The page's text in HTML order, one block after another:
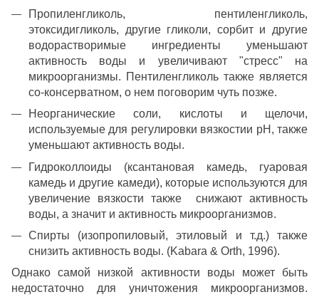
Пропиленгликоль, пентиленгликоль,
этоксидигликоль, другие гликоли, сорбит и другие
водорастворимые ингредиенты уменьшают
активность воды и увеличивают "стресс" на
микроорганизмы. Пентиленгликоль также является
со-консерватном, о нем поговорим чуть позже.
Неорганические соли, кислоты и щелочи,
используемые для регулировки вязкостии pH, также
уменьшают активность воды.
Гидроколлоиды (ксантановая камедь, гуаровая
камедь и другие камеди), которые используются для
увеличение вязкости также снижают активность
воды, а значит и активность микроорганизмов.
Спирты (изопропиловый, этиловый и т.д.) также
снизить активность воды. (Kabara & Orth, 1996).
Однако самой низкой активности воды может быть
недостаточно для уничтожения микроорганизмов.